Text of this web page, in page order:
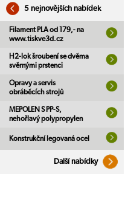
5 nejnovějších nabídek
Filament PLA od 179,- na
www.tiskve3d.cz
H2-lok šroubení se dvěma
svěrnými prstenci
Opravy a servis
obráběcích strojů
MEPOLEN S PP-S,
nehořlavý polypropylen
Konstrukční legovaná ocel
Další nabídky